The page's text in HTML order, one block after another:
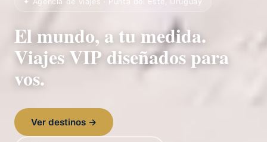
El mundo, a tu medida.
Viajes VIP diseñados para
vos.
Ver destinos →